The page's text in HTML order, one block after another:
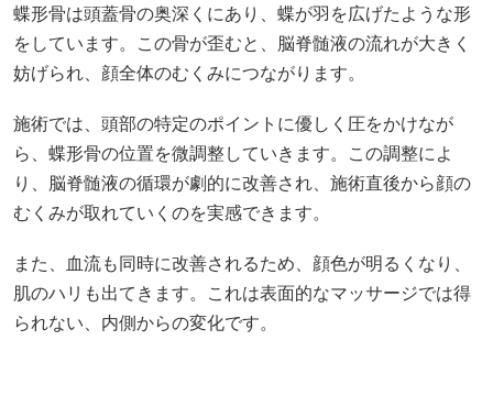
蝶形骨は頭蓋骨の奥深くにあり、蝶が羽を広げたような形
をしています。この骨が歪むと、脳脊髄液の流れが大きく
妨げられ、顔全体のむくみにつながります。
施術では、頭部の特定のポイントに優しく圧をかけなが
ら、蝶形骨の位置を微調整していきます。この調整によ
り、脳脊髄液の循環が劇的に改善され、施術直後から顔の
むくみが取れていくのを実感できます。
また、血流も同時に改善されるため、顔色が明るくなり、
肌のハリも出てきます。これは表面的なマッサージでは得
られない、内側からの変化です。